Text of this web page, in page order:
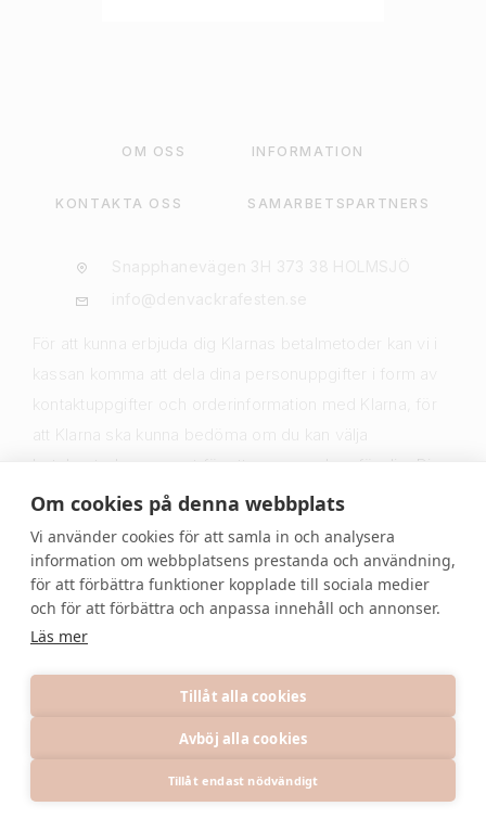
Om cookies på denna webbplats
Vi använder cookies för att samla in och analysera
information om webbplatsens prestanda och användning,
för att förbättra funktioner kopplade till sociala medier
och för att förbättra och anpassa innehåll och annonser.
Läs mer
Tillåt alla cookies
Avböj alla cookies
Tillåt endast nödvändigt
OM OSS INFORMATION
KONTAKTA OSS SAMARBETSPARTNERS
För att kunna erbjuda dig Klarnas betalmetoder kan vi i
kassan komma att dela dina personuppgifter i form av
kontaktuppgifter och orderinformation med Klarna, för
att Klarna ska kunna bedöma om du kan välja
betalmetoderna, samt för att anpassa dem för dig. Dina
personuppgifter som delas behandlas enligt Klarnas
egen dataskyddsinformation.
HÄR HITTAR DU DEKORATION FÖR
BRÖLLOP, BABYSHOWER, DOP,